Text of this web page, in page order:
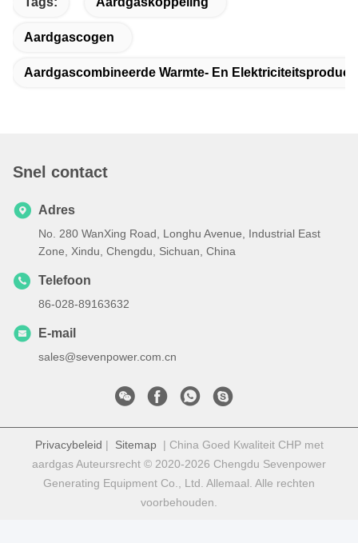
Aardgascogen
Aardgascombineerde Warmte- En
Snel contact
Adres
No. 280 WanXing Road, Longhu Avenue, Industrial East
Zone, Xindu, Chengdu, Sichuan, China
Telefoon
86-028-89163632
E-mail
sales@sevenpower.com.cn
Privacybeleid | Sitemap| China Goed Kwaliteit CHP met
aardgas Auteursrecht © 2020-2026 Chengdu Sevenpower
Generating Equipment Co., Ltd. Allemaal. Alle rechten
voorbehouden.